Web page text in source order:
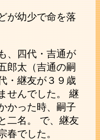
が幼少で命を落
、四代・吉通が
郎太（吉通の嗣
・継友が３９歳
せんでした。 継
かった時、嗣子
二名。 で、継友
春でした。